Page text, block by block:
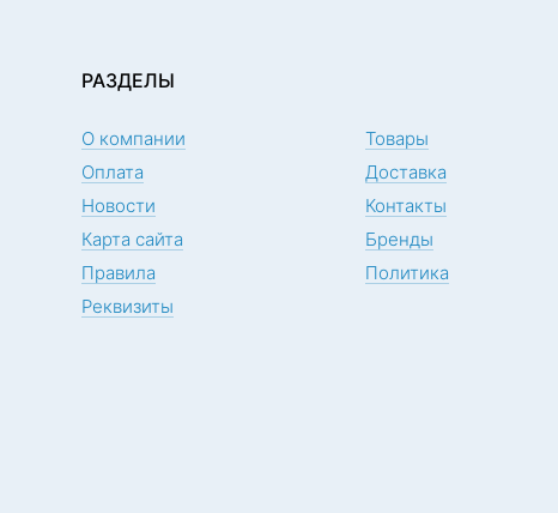
РАЗДЕЛЫ
О компании
Товары
Оплата
Доставка
Новости
Контакты
Карта сайта
Бренды
Правила
Политика
Реквизиты